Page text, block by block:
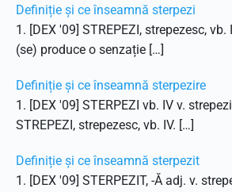
Definiție și ce înseamnă sterpezi
1. [DEX '09] STREPEZI, strepezesc, vb.
(se) produce o senzație […]
Definiție și ce înseamnă sterpezire
1. [DEX '09] STERPEZI vb. IV v.
STREPEZI, strepezesc, vb. IV. […]
Definiție și ce înseamnă sterpezit
1. [DEX '09] STERPEZIT, -Ă adj. v.